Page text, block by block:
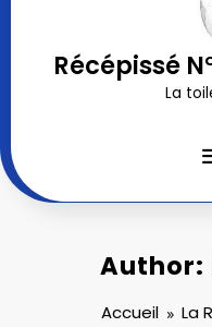
Récépissé
La
Author:
Accueil La